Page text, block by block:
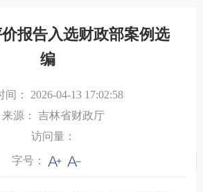
报告入选财政部案例选
编
间： 2026-04-13 17:02:58
来源：
吉林省财政厅
访问量：
字号：